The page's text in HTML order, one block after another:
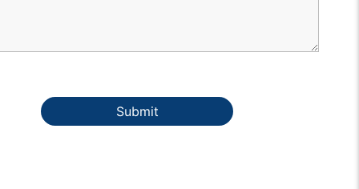
Submit